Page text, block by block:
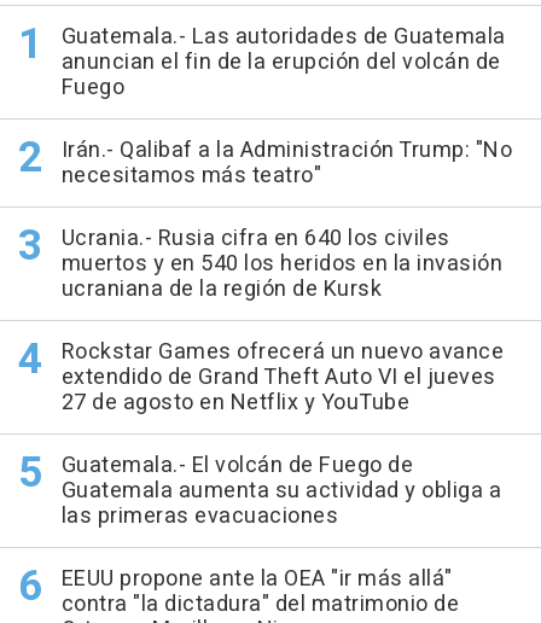
Guatemala.- Las autoridades de Guatemala
anuncian el fin de la erupción del volcán de
Fuego
Irán.- Qalibaf a la Administración Trump: "No
necesitamos más teatro"
Ucrania.- Rusia cifra en 640 los civiles
muertos y en 540 los heridos en la invasión
ucraniana de la región de Kursk
Rockstar Games ofrecerá un nuevo avance
extendido de Grand Theft Auto VI el jueves
27 de agosto en Netflix y YouTube
Guatemala.- El volcán de Fuego de
Guatemala aumenta su actividad y obliga a
las primeras evacuaciones
EEUU propone ante la OEA "ir más allá"
contra "la dictadura" del matrimonio de